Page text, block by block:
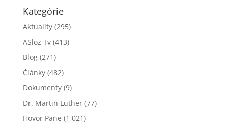
Kategórie
Aktuality(295)
ASloz Tv(413)
Blog(271)
Články(482)
Dokumenty(9)
Dr. Martin Luther(77)
Hovor Pane (1 021)